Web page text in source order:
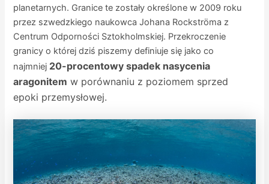
planetarnych. Granice te zostały określone w 2009 roku
przez szwedzkiego naukowca Johana Rockströma z
Centrum Odporności Sztokholmskiej. Przekroczenie
granicy o której dziś piszemy definiuje się jako co
najmniej 20-procentowy spadek nasycenia
aragonitem w porównaniu z poziomem sprzed
epoki przemysłowej.